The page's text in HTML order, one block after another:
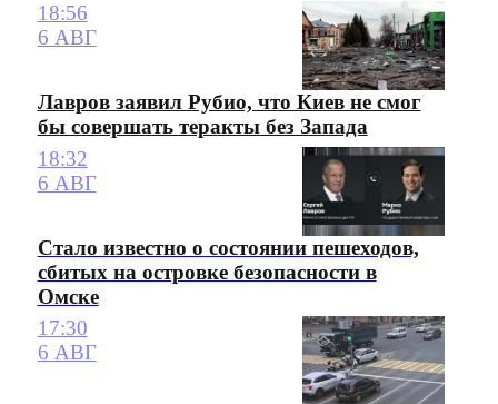
18:56
6 АВГ
Лавров заявил Рубио, что Киев не смог
бы совершать теракты без Запада
18:32
6 АВГ
Стало известно о состоянии пешеходов,
сбитых на островке безопасности в
Омске
17:30
6 АВГ